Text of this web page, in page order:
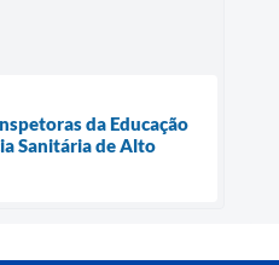
da Educação
Sanitária de Alto